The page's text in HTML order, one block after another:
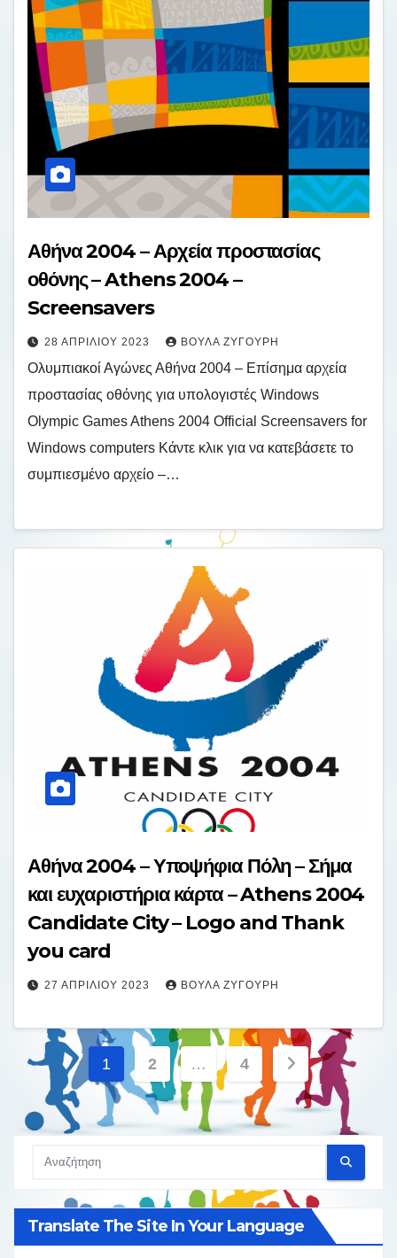
Αθήνα 2004 – Αρχεία προστασίας
οθόνης – Athens 2004 –
Screensavers
28 ΑΠΡΙΛΊΟΥ 2023 ΒΟΎΛΑ ΖΥΓΟΎΡΗ
Ολυμπιακοί Αγώνες Αθήνα 2004 – Επίσημα αρχεία
προστασίας οθόνης για υπολογιστές Windows
Olympic Games Athens 2004 Official Screensavers for
Windows computers Κάντε κλικ για να κατεβάσετε το
συμπιεσμένο αρχείο –…
Αθήνα 2004 – Υποψήφια Πόλη – Σήμα
και ευχαριστήρια κάρτα – Athens 2004
Candidate City – Logo and Thank
you card
27 ΑΠΡΙΛΊΟΥ 2023 ΒΟΎΛΑ ΖΥΓΟΎΡΗ
Σελιδοποίηση
άρθρων
1 2 … 4
Translate The Site In Your Language